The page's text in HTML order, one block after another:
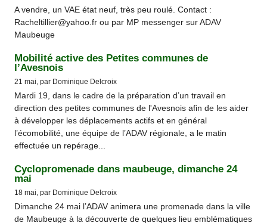
A vendre, un VAE état neuf, très peu roulé. Contact :
Racheltillier@yahoo.fr ou par MP messenger sur ADAV
Maubeuge
Mobilité active des Petites communes de
l’Avesnois
21 mai, par Dominique Delcroix
Mardi 19, dans le cadre de la préparation d’un travail en
direction des petites communes de l'Avesnois afin de les aider
à développer les déplacements actifs et en général
l’écomobilité, une équipe de l’ADAV régionale, a le matin
effectuée un repérage...
Cyclopromenade dans maubeuge, dimanche 24
mai
18 mai, par Dominique Delcroix
Dimanche 24 mai l’ADAV animera une promenade dans la ville
de Maubeuge à la découverte de quelques lieu emblématiques